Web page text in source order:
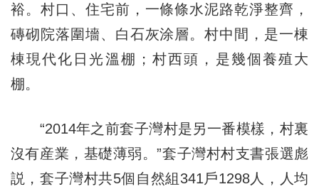
裕。村口、住宅前，一條條水泥路乾淨整齊，
磚砌院落圍墻、白石灰涂層。村中間，是一棟
棟現代化日光溫棚；村西頭，是幾個養殖大
棚。
“2014年之前套子灣村是另一番模樣，村裏
沒有産業，基礎薄弱。”套子灣村村支書張選彪
説，套子灣村共5個自然組341戶1298人，人均